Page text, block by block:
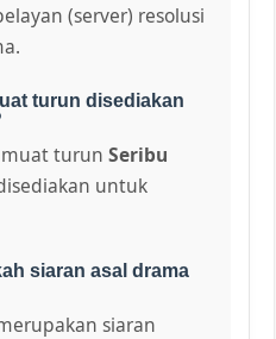
(server) resolusi
turun disediakan
muat turunSeribu
untuk
siaran asal drama
siaran